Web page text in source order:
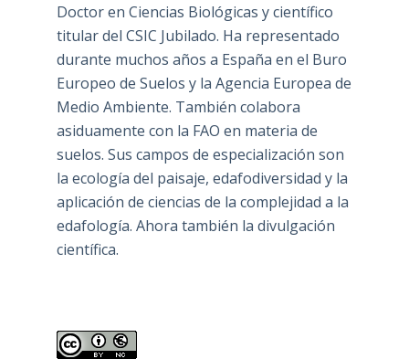
Doctor en Ciencias Biológicas y científico
titular del CSIC Jubilado. Ha representado
durante muchos años a España en el Buro
Europeo de Suelos y la Agencia Europea de
Medio Ambiente. También colabora
asiduamente con la FAO en materia de
suelos. Sus campos de especialización son
la ecología del paisaje, edafodiversidad y la
aplicación de ciencias de la complejidad a la
edafología. Ahora también la divulgación
científica.